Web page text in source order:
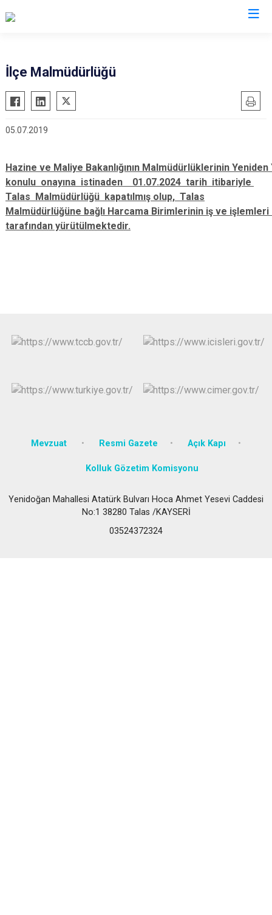
Akkışla
Bünyan
Develi
Hacılar
İncesu
Kocasinan
Melikgazi
Talas
Tomarza
Yahyalı
İlçe Malmüdürlüğü
05.07.2019
Hazine ve Maliye Bakanlığının Malmüdürlüklerinin Yeniden
konulu onayına istinaden 01.07.2024 tarih itibariyle
Talas Malmüdürlüğü kapatılmış olup, Talas
Malmüdürlüğüne bağlı Harcama Birimlerinin iş ve
tarafından yürütülmektedir.
Mevzuat Resmi Gazete Açık Kapı
Kolluk Gözetim Komisyonu
Yenidoğan Mahallesi Atatürk Bulvarı Hoca Ahmet Yesevi Caddesi
No:1 38280 Talas /KAYSERİ
03524372324